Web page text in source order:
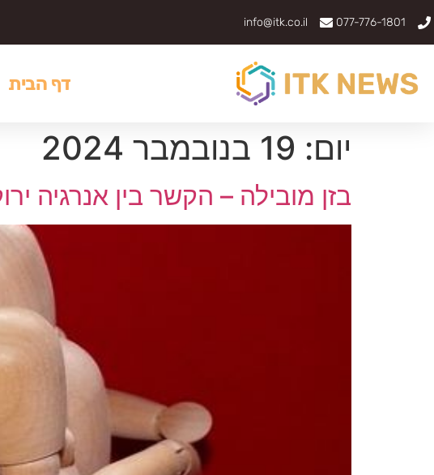
077-776-1801
info@itk.co.il
דף הבית
יום: 19 בנובמבר 2024
בזן מובילה – הקשר בין אנרגיה